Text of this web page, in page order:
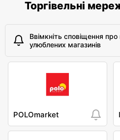
Торгівельні
Ввімкніть сповіщення
улюблених магазинів
POLOmarket